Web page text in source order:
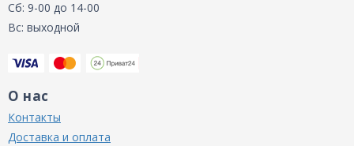
Сб: 9-00 до 14-00
Вс: выходной
О нас
Контакты
Доставка и оплата